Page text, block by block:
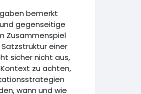
bemerkt
gegenseitige
Zusammenspiel
einer
sicher nicht aus,
zu achten,
wann und wie